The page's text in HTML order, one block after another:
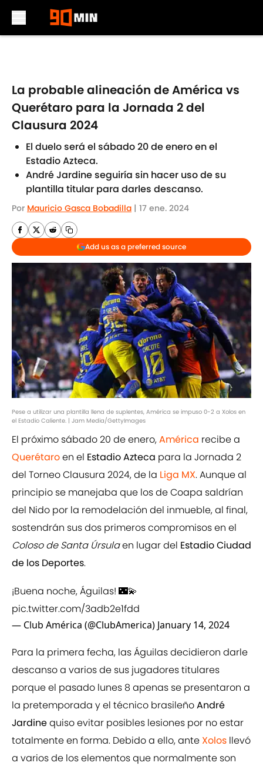
La probable alineación de América vs
Querétaro para la Jornada 2 del
Clausura 2024
El duelo será el sábado 20 de enero en el
Estadio Azteca.
André Jardine seguiría sin hacer uso de su
plantilla titular para darles descanso.
Por Mauricio Gasca Bobadilla | 17 ene. 2024
Add us as a preferred source
Pese a utilizar una plantilla llena de suplentes, América se impuso 0-2 a Xolos en
el Estadio Caliente. | Jam Media/GettyImages
El próximo sábado 20 de enero,América recibe a
Querétaroen el Estadio Azteca para la Jornada 2
del Torneo Clausura 2024, de la Liga MX. Aunque al
principio se manejaba que los de Coapa saldrían
del Nido por la remodelación del inmueble, al final,
sostendrán sus dos primeros compromisos en el
Coloso de Santa Úrsulaen lugar del Estadio Ciudad
de los Deportes.
¡Buena noche, Águilas! 🌃💫
pic.twitter.com/3adb2e1fdd
— Club América (@ClubAmerica) January 14, 2024
Para la primera fecha, las Águilas decidieron darle
descanso a varios de sus jugadores titulares
porque el pasado lunes 8 apenas se presentaron a
la pretemporada y el técnico brasileñoAndré
Jardinequiso evitar posibles lesiones por no estar
totalmente en forma. Debido a ello, ante Xolos llevó
a varios de los elementos que normalmente son